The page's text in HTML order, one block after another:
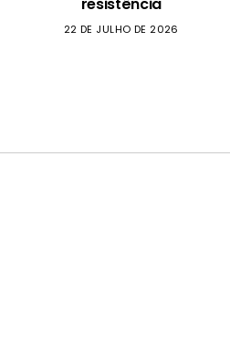
22 DE JULHO DE 2026